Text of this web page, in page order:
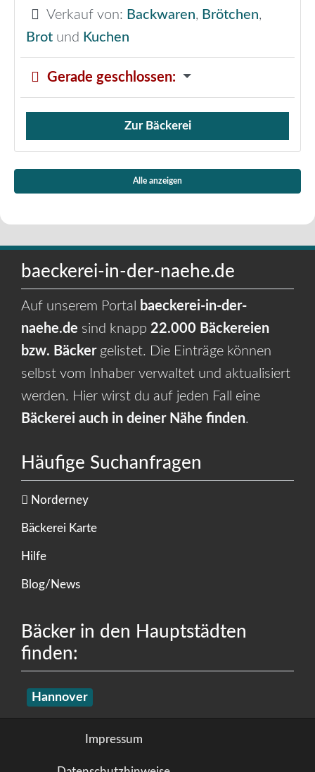
Verkauf von: Backwaren, Brötchen,
Brot und Kuchen
Gerade geschlossen:
Verkauf von Brötchen,
Zur Bäckerei
Alle anzeigen
baeckerei-in-der-naehe.de
Auf unserem Portal
baeckerei-in-der-
naehe.de sind knapp 22.000 Bäckereien
bzw. Bäckergelistet. Die Einträge können
selbst vom Inhaber verwaltet und aktualisiert
werden. Hier wirst du auf jeden Fall eine
Bäckerei auch in deiner Nähe finden.
Häufige Suchanfragen
Norderney
Bäckerei Karte
Hilfe
Blog/News
Bäcker in den Hauptstädten
finden:
Hannover
Impressum